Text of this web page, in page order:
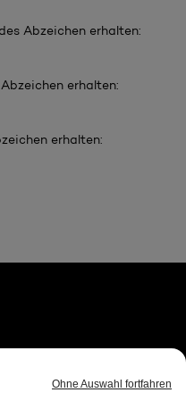
Abzeichen erhalten:
erhalten:
erhalten: